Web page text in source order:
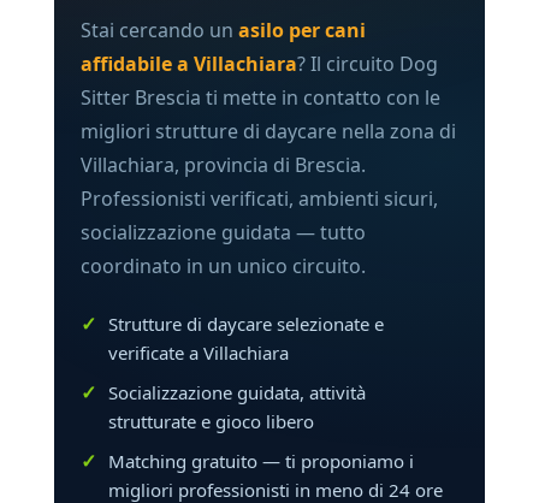
Stai cercando unasilo per cani
affidabile a Villachiara? Il circuito Dog
Sitter Brescia ti mette in contatto con le
migliori strutture di daycare nella zona di
Villachiara, provincia di Brescia.
Professionisti verificati, ambienti sicuri,
socializzazione guidata — tutto
coordinato in un unico circuito.
Strutture di daycare selezionate e
verificate a Villachiara
Socializzazione guidata, attività
strutturate e gioco libero
Matching gratuito — ti proponiamo i
migliori professionisti in meno di 24 ore